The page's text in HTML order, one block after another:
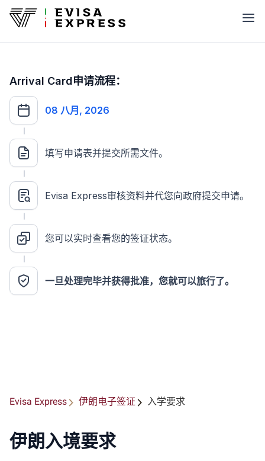
Arrival Card申请流程：
08 八月, 2026
填写申请表并提交所需文件。
Evisa Express审核资料并代您向政府提交申请。
您可以实时查看您的签证状态。
一旦处理完毕并获得批准，您就可以旅行了。
Evisa Express 伊朗电子签证 入学要求
伊朗入境要求